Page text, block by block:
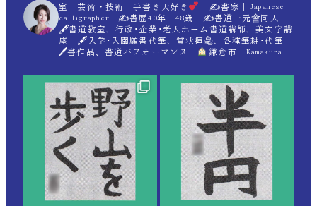
室 芸術・技術 手書き大好き
✍書家｜Japanese
calligrapher ✍書歴40年 48歳 ✍書道一元會同人
🖋書道教室、行政･企業･老人ホーム書道講師、美文字講
座 🖋入学･入園願書代筆、賞状揮毫、各種筆耕･代筆
🖊書作品、書道パフォーマンス
鎌倉市｜Kamakura